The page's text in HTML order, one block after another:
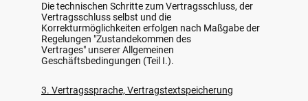
Die technischen Schritte zum Vertragsschluss, der
Vertragsschluss selbst und die
Korrekturmöglichkeiten erfolgen nach Maßgabe der
Regelungen "Zustandekommen des
Vertrages" unserer Allgemeinen
Geschäftsbedingungen (Teil I.).
3. Vertragssprache, Vertragstextspeicherung